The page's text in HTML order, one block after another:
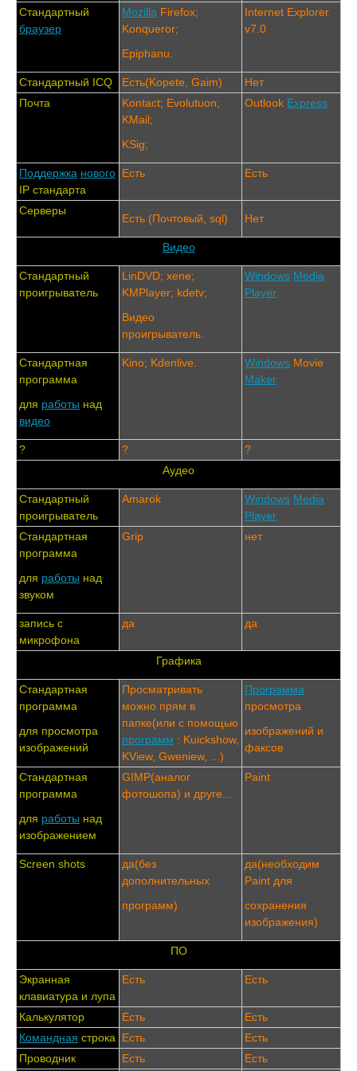
Стандартный
браузер
Mozilla Firefox;
Konqueror;
Epiphanu.
Internet Explorer
v7.0
Стандартный ICQ Есть(Kopete, Gaim)
Нет
Почта
Kontact; Evolutuon;
KMail;
KSig;
Outlook Express
Поддержка нового
IP стандарта
Есть Есть
Серверы
Есть (Почтовый, sql) Нет
Видео
Стандартный
проигрыватель
LinDVD; xene;
KMPlayer; kdetv;
Видео
проигрыватель.
Windows Media
Player
Стандартная
программа
для работы над
видео
Kino; Kdenlive. Windows Movie
Maker
? ?
?
Аудео
Стандартный
проигрыватель
Amarok Windows Media
Player
Стандартная
программа
для работы над
звуком
Grip нет
запись с
микрофона
да да
Графика
Стандартная
программа
для просмотра
изображений
Просматривать
можно прям в
папке(или с помощью
программ : Kuickshow,
KView, Gweniew, ...)
Программа
просмотра
изображений и
факсов
Стандартная
программа
для работы над
изображением
GIMP(аналог
фотошопа) и друге...
Paint
Screen shots
да(без
дополнительных
программ)
да(необходим
Paint для
сохранения
изображения)
ПО
Экранная
клавиатура и лупа
Есть Есть
Калькулятор Есть
Есть
Командная строка Есть
Есть
Проводник
Есть Есть